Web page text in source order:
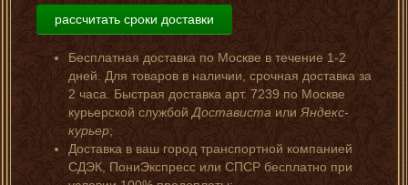
рассчитать сроки доставки
Бесплатная доставка по Москве в течение 1-2
дней. Для товаров в наличии, срочная доставка за
2 часа. Быстрая доставка арт. 7239 по Москве
курьерской службойДостависта илиЯндекс-
курьер;
Доставка в ваш город транспортной компанией
СДЭК, ПониЭкспресс или СПСР бесплатно при